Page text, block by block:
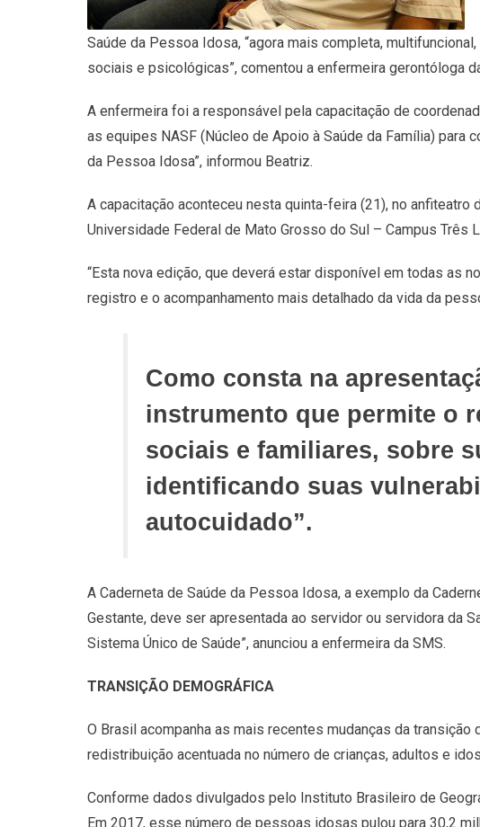
Saúde da Pessoa Idosa, “agora mais completa,
sociais e psicológicas”, comentou a enfermeira gerontóloga
A enfermeira foi a responsável pela capacitação de
as equipes NASF (Núcleo de Apoio à Saúde da Família) para
da Pessoa Idosa”, informou Beatriz.
A capacitação aconteceu nesta quinta-feira (21), no anfiteatro
Universidade Federal de Mato Grosso do Sul – Campus Três
“Esta nova edição, que deverá estar disponível em todas as
registro e o acompanhamento mais detalhado da vida da
Como consta na
instrumento que permite o
sociais e familiares, sobre
identificando suas
autocuidado”.
A Caderneta de Saúde da Pessoa Idosa, a exemplo da
Gestante, deve ser apresentada ao servidor ou servidora da
Sistema Único de Saúde”, anunciou a enfermeira da SMS.
TRANSIÇÃO DEMOGRÁFICA
O Brasil acompanha as mais recentes mudanças da
redistribuição acentuada no número de crianças, adultos e
Conforme dados divulgados pelo Instituto Brasileiro de
Em 2017, esse número de pessoas idosas pulou para 30,2